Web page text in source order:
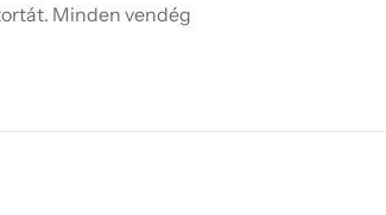
Minden vendég